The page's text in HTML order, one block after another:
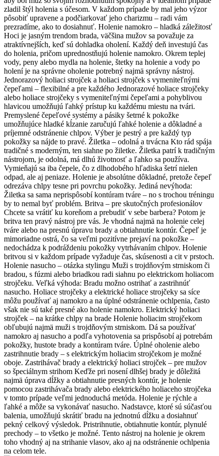
zladil štýl holenia s účesom. V každom prípade by mal jeho výzor
pôsobiť upravene a podčiarkovať jeho charizmu – radi vám
prezradíme, ako to dosiahnuť. Holenie namokro – hladká záležitosť
Hoci je jasným trendom brada, väčšina mužov sa považuje za
atraktívnejších, keď sú dohladka oholení. Každý deň investujú čas
do holenia, pričom uprednostňujú holenie namokro. Okrem teplej
vody, peny alebo mydla na holenie, štetky na holenie a vody po
holení je na správne oholenie potrebný najmä správny nástroj.
Jednorazový holiaci strojček a holiaci strojček s vymeniteľnými
čepeľami – flexibilné a pre každého Jednorazové holiace strojčeky
alebo holiace strojčeky s vymeniteľnými čepeľami a pohyblivou
hlavicou umožňujú ľahký prístup ku každému miestu na tvári.
Premyslené čepeľové systémy a pásiky šetrné k pokožke
umožňujúce hladké kĺzanie zaručujú ľahké holenie a dôkladné a
príjemné odstránenie chlpov. Výber je pestrý a pre každý typ
pokožky sa nájde to pravé. Žiletka – odolná a trvácna Kto rád spája
tradičné s moderným, ten siahne po žiletke. Žiletka patrí k tradičným
nástrojom, je odolná, má dlhú životnosť a ľahko sa používa.
Vymieňajú sa iba čepele, čo z dlhodobého hľadiska šetrí nielen
odpad, ale aj peniaze. Holenie je absolútne dôkladné, pretože čepeľ
odrezáva chlpy tesne pri povrchu pokožky. Jediná nevýhoda:
Žiletka sa sama neprispôsobí kontúram tváre – no s trochou tréningu
by to nemal byť problém. Britva – pre skutočných profesionálov
Chcete sa vrátiť ku koreňom a prebudiť v sebe barbera? Potom je
britva ten pravý nástroj pre vás. Je vhodná najmä na holenie celej
tváre alebo na presnú úpravu brady a obtiahnutie kontúr. Čepeľ je
mimoriadne ostrá, čo sa veľmi pozitívne prejaví na pokožke –
nedochádza k podráždeniu pokožky vytrhávaním chlpov. Holenie
britvou si v každom prípade vyžaduje čas, skúsenosti a cit v prstoch.
Holenie nasucho – otázka stylingu Muži s trojdňovým strniskom či
bradou, s fúzmi alebo briadkou radi siahnu po elektrickom holiacom
strojčeku. Veľká výhoda: Bradu možno ostrihať a zastrihnúť
nasucho. Holiace strojčeky a elektrické holiace strojčeky sa síce
môžu používať aj namokro a na úplné odstránenie ochlpenia, často
však nie sú také presné ako holenie namokro. Elektrický holiaci
strojček – na krátke chlpy na brade Holenie holiacim strojčekom
obľubujú najmä muži s trojdňovým strniskom. Dá sa používať
namokro aj nasucho a podľa vyhotovenia sa prispôsobí aj potrebám
pokožky, hustote brady a kontúram tváre. Úplné oholenie alebo
zastrihnutie brady – s elektrickým holiacim strojčekom je možné
oboje. Zastrihávač brady a elektrický holiaci strojček – pre mužov
so špeciálnym strihom Keďže pri nosení dlhšej brady je dôležitá
najmä úprava dĺžky a obtiahnutie presných kontúr, je holenie
pomocou zastrihávača brady alebo elektrického holiaceho strojčeka
v tomto prípade veľmi jednoduchá metóda. Holenie je rýchle a
ľahké a môže sa vykonávať nasucho. Nadstavce, ktoré sú súčasťou
balenia, umožňujú skrátiť bradu na jednotnú dĺžku a dosiahnuť
pekný celkový výsledok. Pristrihnutie, obtiahnutie kontúr, plynulé
prechody – to všetko je možné. Tento nástroj na holenie je okrem
toho vhodný aj na strihanie vlasov, ako aj na odstránenie ochlpenia
na celom tele.